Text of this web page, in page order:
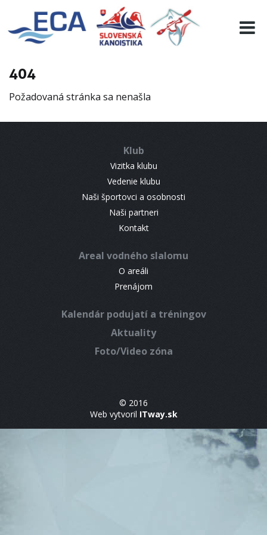
404
Požadovaná stránka sa nenašla
Klub
Vizitka klubu
Vedenie klubu
Naši športovci a osobnosti
Naši partneri
Kontakt
Areal vodného slalomu
O areáli
Prenájom
Kalendár podujatí a tréningov
Aktuality
Foto/Video zóna
© 2016
Web vytvoril ITway.sk
EURO 19
INFO
RESULTS
CONTACT